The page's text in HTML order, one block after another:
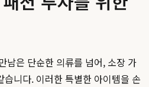
남은 단순한 의류를 넘어, 소장 가
니다. 이러한 특별한 아이템을 손